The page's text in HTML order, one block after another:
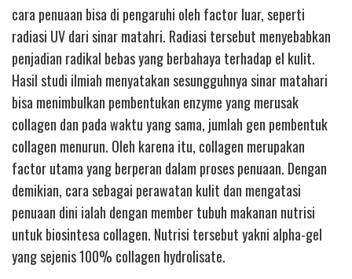
cara penuaan bisa di pengaruhi oleh factor luar, seperti
radiasi UV dari sinar matahri. Radiasi tersebut menyebabkan
penjadian radikal bebas yang berbahaya terhadap el kulit.
Hasil studi ilmiah menyatakan sesungguhnya sinar matahari
bisa menimbulkan pembentukan enzyme yang merusak
collagen dan pada waktu yang sama, jumlah gen pembentuk
collagen menurun. Oleh karena itu, collagen merupakan
factor utama yang berperan dalam proses penuaan. Dengan
demikian, cara sebagai perawatan kulit dan mengatasi
penuaan dini ialah dengan member tubuh makanan nutrisi
untuk biosintesa collagen. Nutrisi tersebut yakni alpha-gel
yang sejenis 100% collagen hydrolisate.